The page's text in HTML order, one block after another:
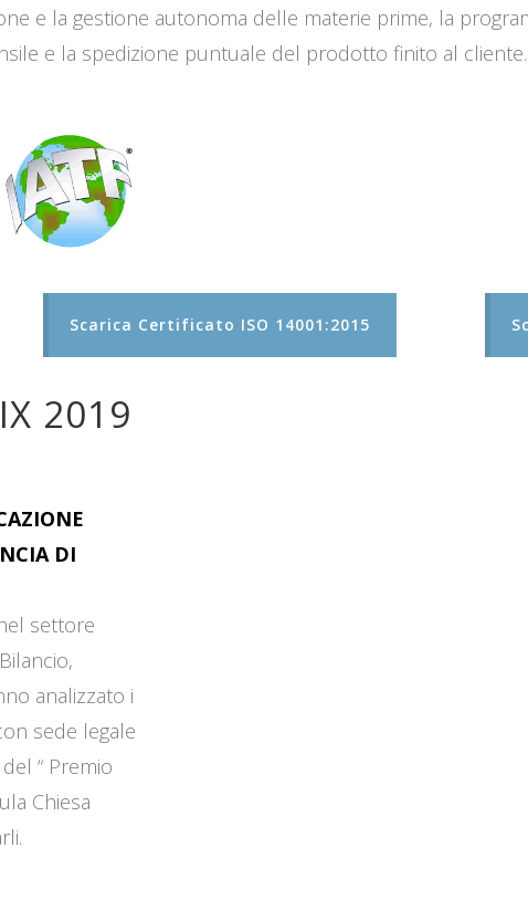
e la gestione autonoma delle materie prime, la
e la spedizione puntuale del prodotto finito al cliente.
Scarica Certificato ISO 14001:2015
2019
DI
settore
analizzato i
sede legale
“ Premio
Chiesa